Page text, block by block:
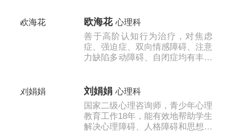
与应对1......
欧海花 心理科
善于高阶认知行为治疗，对焦虑
症、强迫症、双向情感障碍、注意
力缺陷多动障碍、自闭症均有丰富
刘娟娟 心理科
国家二级心理咨询师，青少年心理
教育工作18年，能有效地帮助学生
解决心理障碍、人格障碍和思想情